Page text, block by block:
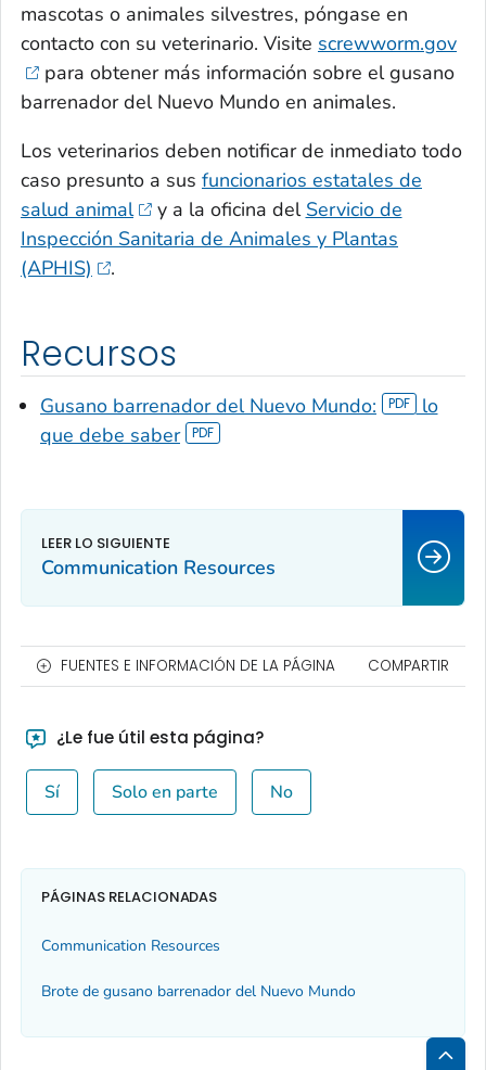
mascotas o animales silvestres, póngase en
contacto con su veterinario. Visite screwworm.gov
para obtener más información sobre el gusano
barrenador del Nuevo Mundo en animales.
Los veterinarios deben notificar de inmediato todo
caso presunto a sus funcionarios estatales de
salud animal
y a la oficina del Servicio de
Inspección Sanitaria de Animales y Plantas
(APHIS)
.
Recursos
Gusano barrenador del Nuevo Mundo:
lo
que debe saber
Communication Resources
FUENTES E INFORMACIÓN DE LA PÁGINA COMPARTIR
¿Le fue útil esta página?
Sí Solo en parte No
PÁGINAS RELACIONADAS
Communication Resources
Brote de gusano barrenador del Nuevo Mundo